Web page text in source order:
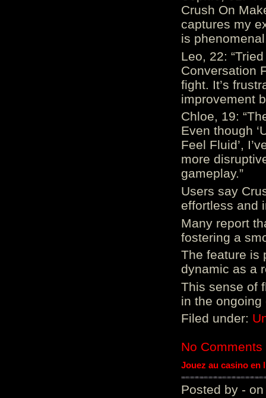
Crush On
captures my
is
Leo, 22:
Conversation
fight. It’s
improvement
Chloe, 19:
Even though
Feel Fluid’,
more
gameplay.”
Users say
effortless and
Many report
fostering a
The feature is
dynamic as a
This sense of
in the ongoing
Filed under:
No Comments
Jouez au casino en
Posted by - on